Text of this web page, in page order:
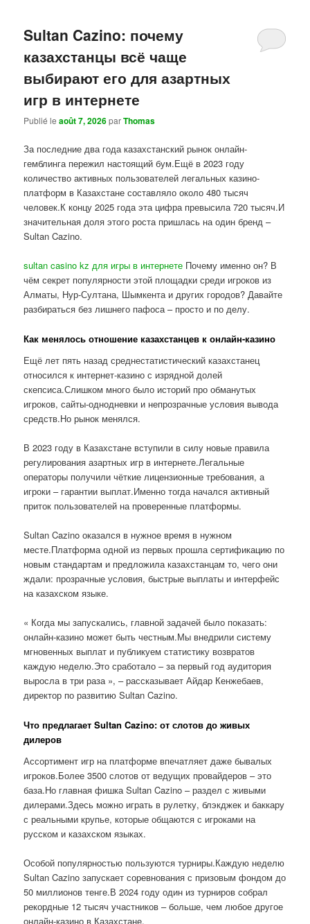
Sultan Cazino: почему
казахстанцы всё чаще
выбирают его для азартных
игр в интернете
Publié leaoût 7, 2026parThomas
За последние два года казахстанский рынок онлайн-
гемблинга пережил настоящий бум.Ещё в 2023 году
количество активных пользователей легальных казино-
платформ в Казахстане составляло около 480 тысяч
человек.К концу 2025 года эта цифра превысила 720 тысяч.И
значительная доля этого роста пришлась на один бренд –
Sultan Cazino.
sultan casino kz для игры в интернете Почему именно он? В
чём секрет популярности этой площадки среди игроков из
Алматы, Нур-Султана, Шымкента и других городов? Давайте
разбираться без лишнего пафоса – просто и по делу.
Как менялось отношение казахстанцев к онлайн-казино
Ещё лет пять назад среднестатистический казахстанец
относился к интернет-казино с изрядной долей
скепсиса.Слишком много было историй про обманутых
игроков, сайты-однодневки и непрозрачные условия вывода
средств.Но рынок менялся.
В 2023 году в Казахстане вступили в силу новые правила
регулирования азартных игр в интернете.Легальные
операторы получили чёткие лицензионные требования, а
игроки – гарантии выплат.Именно тогда начался активный
приток пользователей на проверенные платформы.
Sultan Cazino оказался в нужное время в нужном
месте.Платформа одной из первых прошла сертификацию по
новым стандартам и предложила казахстанцам то, чего они
ждали: прозрачные условия, быстрые выплаты и интерфейс
на казахском языке.
« Когда мы запускались, главной задачей было показать:
онлайн-казино может быть честным.Мы внедрили систему
мгновенных выплат и публикуем статистику возвратов
каждую неделю.Это сработало – за первый год аудитория
выросла в три раза », – рассказывает Айдар Кенжебаев,
директор по развитию Sultan Cazino.
Что предлагает Sultan Cazino: от слотов до живых
дилеров
Ассортимент игр на платформе впечатляет даже бывалых
игроков.Более 3500 слотов от ведущих провайдеров – это
база.Но главная фишка Sultan Cazino – раздел с живыми
дилерами.Здесь можно играть в рулетку, блэкджек и баккару
с реальными крупье, которые общаются с игроками на
русском и казахском языках.
Особой популярностью пользуются турниры.Каждую неделю
Sultan Cazino запускает соревнования с призовым фондом до
50 миллионов тенге.В 2024 году один из турниров собрал
рекордные 12 тысяч участников – больше, чем любое другое
онлайн-казино в Казахстане.